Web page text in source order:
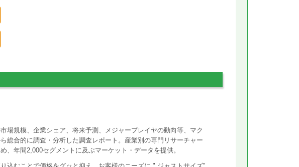
場規模、企業シェア、将来予測、メジャープレイヤの動向等、マク
総合的に調査・分析した調査レポート。産業別の専門リサーチャー
、年間2,000セグメントに及ぶマーケット・データを提供。